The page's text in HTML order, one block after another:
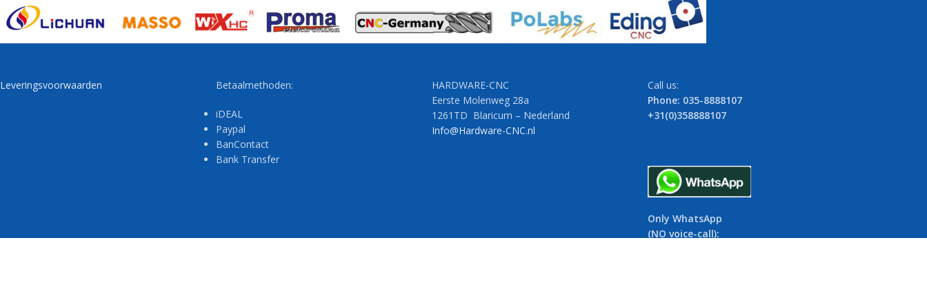
Leveringsvoorwaarden Betaalmethoden:
iDEAL
Paypal
BanContact
Bank Transfer
HARDWARE-CNC
Eerste Molenweg 28a
1261TD Blaricum – Nederland
Info@Hardware-CNC.nl
Call us:
Phone: 035-8888107
+31(0)358888107
Only WhatsApp
(NO voice-call):